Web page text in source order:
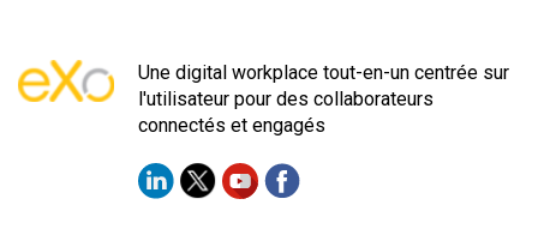
Une digital workplace tout-en-un centrée sur
l'utilisateur pour des collaborateurs
connectés et engagés